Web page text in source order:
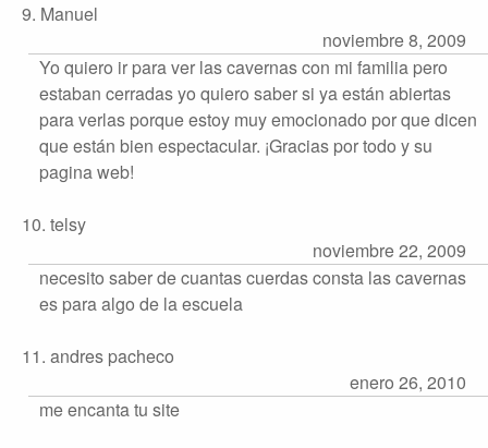
9. Manuel
noviembre 8, 2009
Yo quiero ir para ver las cavernas con mi familia pero
estaban cerradas yo quiero saber si ya están abiertas
para verlas porque estoy muy emocionado por que dicen
que están bien espectacular. ¡Gracias por todo y su
pagina web!
10. telsy
noviembre 22, 2009
necesito saber de cuantas cuerdas consta las cavernas
es para algo de la escuela
11. andres pacheco
enero 26, 2010
me encanta tu site